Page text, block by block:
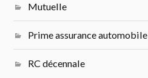
Mutuelle
Prime assurance automobile
RC décennale